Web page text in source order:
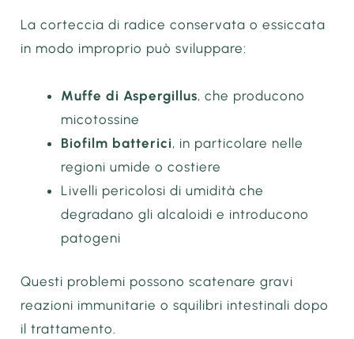
La corteccia di radice conservata o essiccata
in modo improprio può sviluppare:
Muffe di Aspergillus, che producono
micotossine
Biofilm batterici, in particolare nelle
regioni umide o costiere
Livelli pericolosi di umidità che
degradano gli alcaloidi e introducono
patogeni
Questi problemi possono scatenare gravi
reazioni immunitarie o squilibri intestinali dopo
il trattamento.